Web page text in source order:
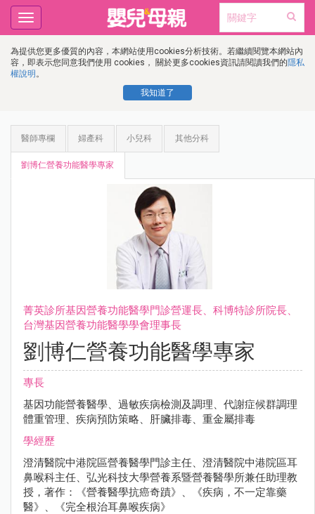
為提供您更多優質的內容，本網站使用cookies分析技術。若繼續閱覽本網站內
容，即表示您同意我們使用 cookies， 關於更多cookies資訊請閱讀我們的隱私
權說明 。
我知道了
Toggle
navigation
醫師專欄 婦產科 小兒科 其他分科
劉博仁營養功能醫學專家
菁英診所基因營養功能醫學門診營運長、科博特診所院長、
台灣基因營養功能醫學學會理事長
劉博仁營養功能醫學專家
專長
基因功能營養醫學、過敏疾病檢測及調理、代謝症候群調理
體重管理、疾病預防策略、肝臟排毒、重金屬排毒
學經歷
澄清醫院中港院區營養醫學門診主任、澄清醫院中港院區耳
鼻喉科主任、弘光科技大學營養系暨營養醫學所兼任助理教
授，著作：《營養醫學抗癌奇蹟》、《疾病，不一定靠藥
醫》、《完全根治耳鼻喉疾病》